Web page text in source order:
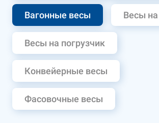
Вагонные весы Весы
Весы на погрузчик
Конвейерные весы
Фасовочные весы